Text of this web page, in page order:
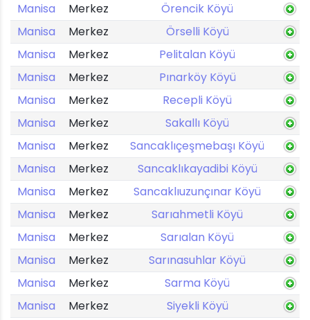
Manisa
Merkez
Örencik Köyü
Manisa
Merkez
Örselli Köyü
Manisa
Merkez
Pelitalan Köyü
Manisa
Merkez
Pınarköy Köyü
Manisa
Merkez
Recepli Köyü
Manisa
Merkez
Sakallı Köyü
Manisa
Merkez
Sancaklıçeşmebaşı Köyü
Manisa
Merkez
Sancaklıkayadibi Köyü
Manisa
Merkez
Sancaklıuzunçınar Köyü
Manisa
Merkez
Sarıahmetli Köyü
Manisa
Merkez
Sarıalan Köyü
Manisa
Merkez
Sarınasuhlar Köyü
Manisa
Merkez
Sarma Köyü
Manisa
Merkez
Siyekli Köyü